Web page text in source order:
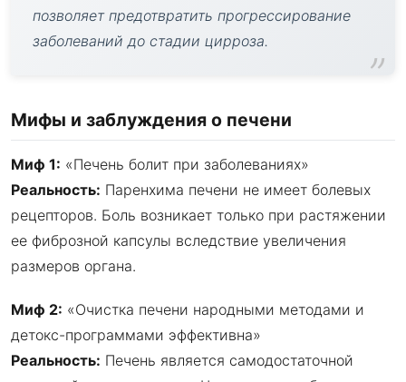
позволяет предотвратить прогрессирование
заболеваний до стадии цирроза.
Мифы и заблуждения о печени
Миф 1: «Печень болит при заболеваниях»
Реальность: Паренхима печени не имеет болевых
рецепторов. Боль возникает только при растяжении
ее фиброзной капсулы вследствие увеличения
размеров органа.
Миф 2: «Очистка печени народными методами и
детокс-программами эффективна»
Реальность: Печень является самодостаточной